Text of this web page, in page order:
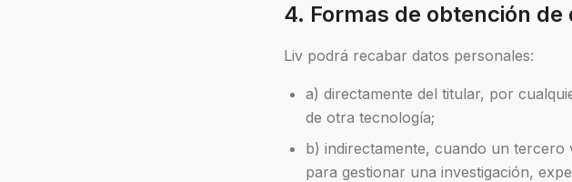
4. Formas de obtención
Liv podrá recabar datos personales:
a) directamente del titular, por
de otra tecnología;
b) indirectamente, cuando un
para gestionar una investigación,